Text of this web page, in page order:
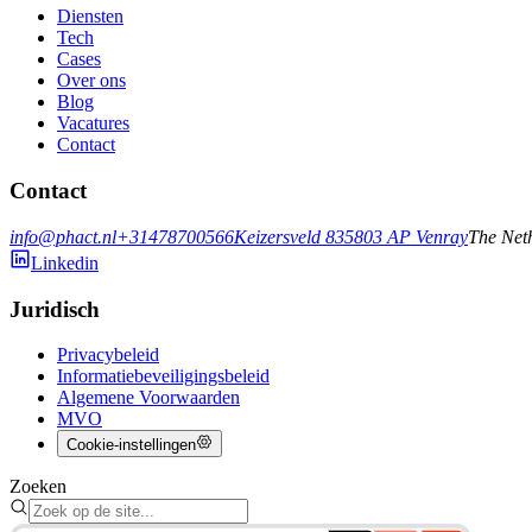
Diensten
Tech
Cases
Over ons
Blog
Vacatures
Contact
Contact
info@phact.nl+31478700566Keizersveld 835803 AP VenrayThe
Linkedin
Juridisch
Privacybeleid
Informatiebeveiligingsbeleid
Algemene Voorwaarden
MVO
Cookie-instellingen
Zoeken